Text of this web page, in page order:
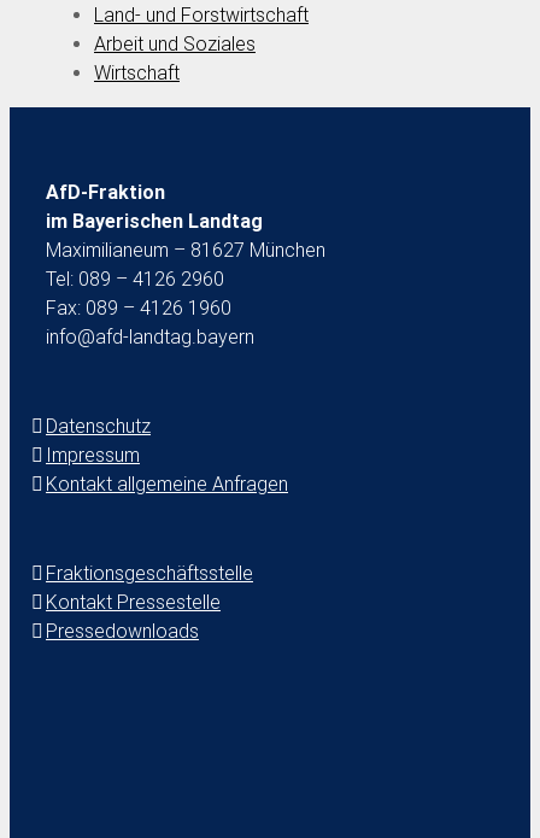
Land- und Forstwirtschaft
Arbeit und Soziales
Wirtschaft
AfD-Fraktion
im Bayerischen Landtag
Maximilianeum – 81627 München
Tel: 089 – 4126 2960
Fax: 089 – 4126 1960
info@afd-landtag.bayern
Datenschutz
Impressum
Kontakt allgemeine Anfragen
Fraktionsgeschäftsstelle
Kontakt Pressestelle
Pressedownloads